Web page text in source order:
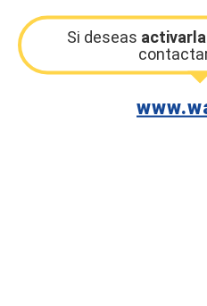
Si deseas